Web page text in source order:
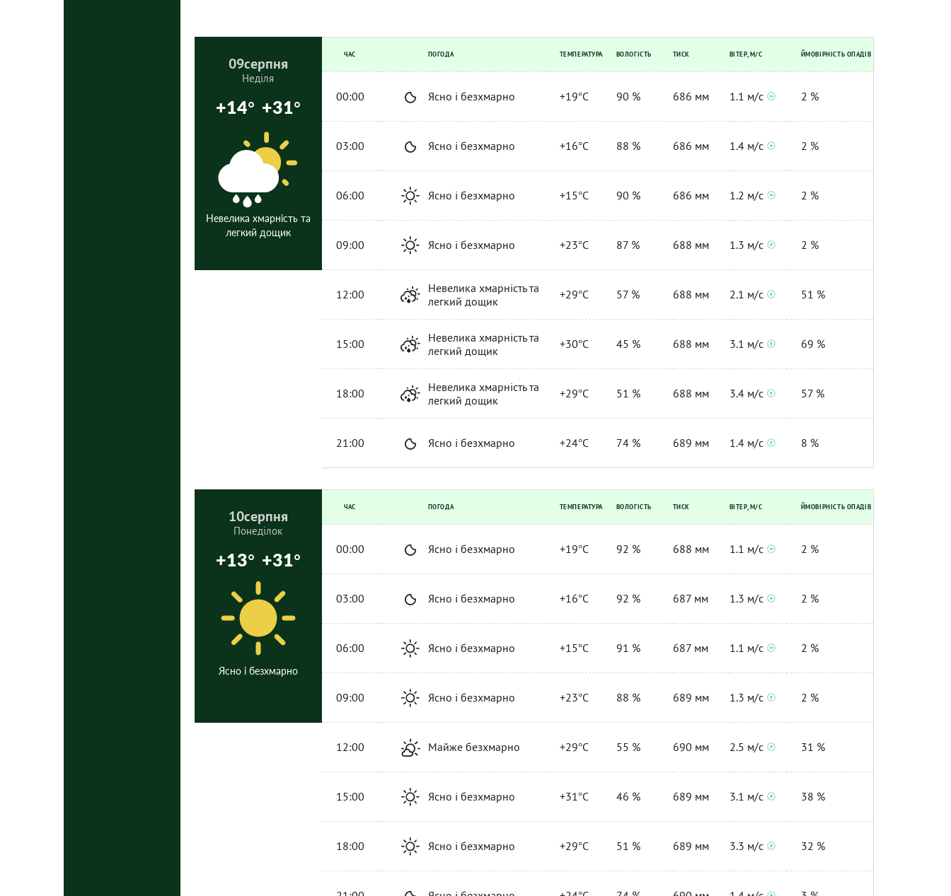
09серпня
Неділя
+14° +31°
Невелика хмарність та
легкий дощик
ЧАС ПОГОДА ТЕМПЕРАТУРА ВОЛОГІСТЬ ТИСК ВІТЕР, М/С ЙМОВІРНІСТЬ ОПАДІВ
00:00 Ясно і безхмарно +19°C 90 % 686 мм 1.1 м/с 2 %
03:00 Ясно і безхмарно +16°C 88 % 686 мм 1.4 м/с 2 %
06:00 Ясно і безхмарно +15°C 90 % 686 мм 1.2 м/с 2 %
09:00 Ясно і безхмарно +23°C 87 % 688 мм 1.3 м/с 2 %
12:00
Невелика хмарність та
легкий дощик
+29°C 57 % 688 мм 2.1 м/с 51 %
15:00
Невелика хмарність та
легкий дощик
+30°C 45 % 688 мм 3.1 м/с 69 %
18:00
Невелика хмарність та
легкий дощик
+29°C 51 % 688 мм 3.4 м/с 57 %
21:00 Ясно і безхмарно +24°C 74 % 689 мм 1.4 м/с 8 %
10серпня
Понеділок
+13° +31°
Ясно і безхмарно
ЧАС ПОГОДА ТЕМПЕРАТУРА ВОЛОГІСТЬ ТИСК ВІТЕР, М/С ЙМОВІРНІСТЬ ОПАДІВ
00:00 Ясно і безхмарно +19°C 92 % 688 мм 1.1 м/с 2 %
03:00 Ясно і безхмарно +16°C 92 % 687 мм 1.3 м/с 2 %
06:00 Ясно і безхмарно +15°C 91 % 687 мм 1.1 м/с 2 %
09:00 Ясно і безхмарно +23°C 88 % 689 мм 1.3 м/с 2 %
12:00 Майже безхмарно +29°C 55 % 690 мм 2.5 м/с 31 %
15:00 Ясно і безхмарно +31°C 46 % 689 мм 3.1 м/с 38 %
18:00 Ясно і безхмарно +29°C 51 % 689 мм 3.3 м/с 32 %